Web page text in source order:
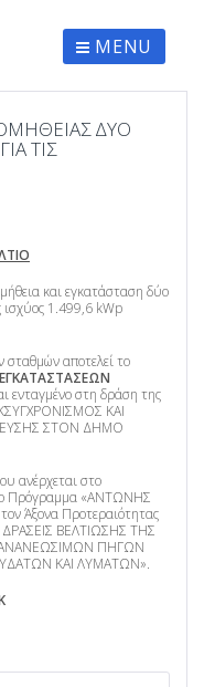
MENU
ΔΎΟ
ΤΙΣ
και εγκατάσταση δύο
ισχύος 1.499,6 kWp
αποτελεί το
ενταγμένο στη δράση της
ΚΑΙ
ΣΤΟΝ ΔΗΜΟ
ανέρχεται στο
Πρόγραμμα «ΑΝΤΩΝΗΣ
Άξονα Προτεραιότητας
ΔΡΑΣΕΙΣ ΒΕΛΤΙΩΣΗΣ ΤΗΣ
ΑΝΑΝΕΩΣΙΜΩΝ ΠΗΓΩΝ
ΥΔΑΤΩΝ ΚΑΙ ΛΥΜΑΤΩΝ».